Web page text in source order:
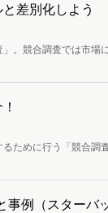
差別化しよう
。競合調査では市場
査の基本や進め方、
ために行う「競合調
ォース分析（5フォ
例（スターバ